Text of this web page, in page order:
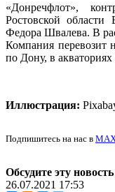
«Донречфлот»,
Ростовской области
Федора Швалева. В
Компания перевозит
по Дону, в
Иллюстрация:
Подпишитесь на нас в
Обсудите эту
26.07.2021 17:53